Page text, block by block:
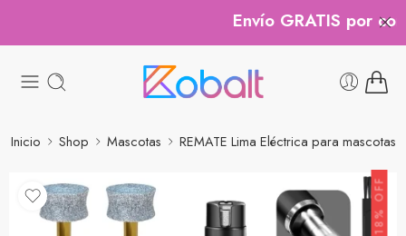
Envío GRATIS por
Inicio Shop Mascotas REMATE Lima Eléctrica para mascotas
18% OFF